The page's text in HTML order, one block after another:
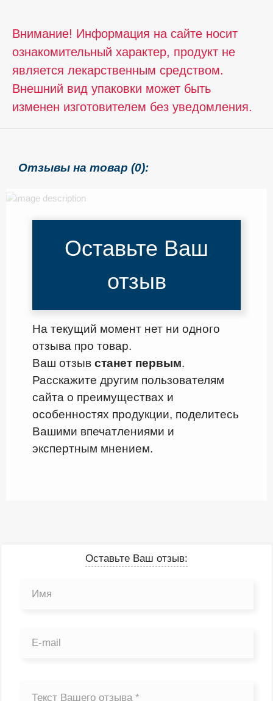
Внимание! Информация на сайте носит
ознакомительный характер, продукт не
является лекарственным средством.
Внешний вид упаковки может быть
изменен изготовителем без уведомления.
Отзывы на товар (0):
Оставьте Ваш
отзыв
На текущий момент нет ни одного
отзыва про товар.
Ваш отзыв станет первым.
Расскажите другим пользователям
сайта о преимуществах и
особенностях продукции, поделитесь
Вашими впечатлениями и
экспертным мнением.
Оставьте Ваш отзыв: